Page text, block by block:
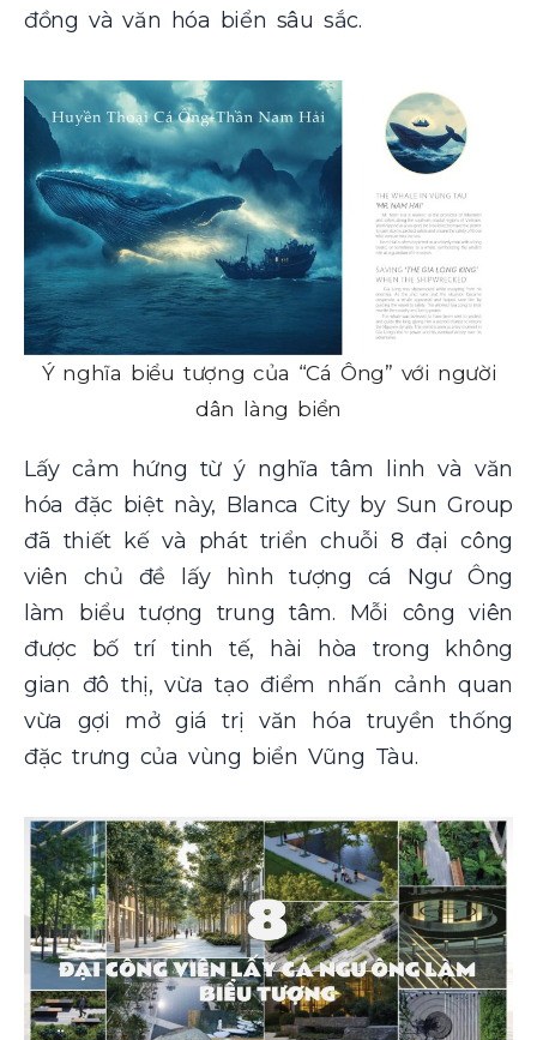
đồng và văn hóa biển sâu sắc.
Ý nghĩa biểu tượng của “Cá Ông” với người
dân làng biển
Lấy cảm hứng từ ý nghĩa tâm linh và văn
hóa đặc biệt này, Blanca City by Sun Group
đã thiết kế và phát triển chuỗi 8 đại công
viên chủ đề lấy hình tượng cá Ngư Ông
làm biểu tượng trung tâm. Mỗi công viên
được bố trí tinh tế, hài hòa trong không
gian đô thị, vừa tạo điểm nhấn cảnh quan
vừa gợi mở giá trị văn hóa truyền thống
đặc trưng của vùng biển Vũng Tàu.